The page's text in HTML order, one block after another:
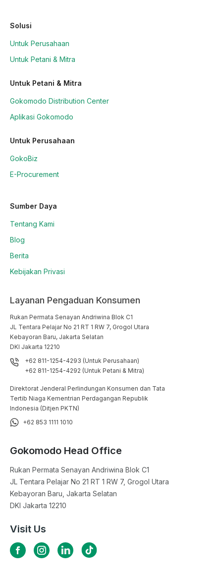
Solusi
Untuk Perusahaan
Untuk Petani & Mitra
Untuk Petani & Mitra
Gokomodo Distribution Center
Aplikasi Gokomodo
Untuk Perusahaan
GokoBiz
E-Procurement
Sumber Daya
Tentang Kami
Blog
Berita
Kebijakan Privasi
Layanan Pengaduan Konsumen
Rukan Permata Senayan Andriwina Blok C1
JL Tentara Pelajar No 21 RT 1 RW 7, Grogol Utara
Kebayoran Baru, Jakarta Selatan
DKI Jakarta 12210
+62 811-1254-4293 (Untuk Perusahaan)
+62 811-1254-4292 (Untuk Petani & Mitra)
Direktorat Jenderal Perlindungan Konsumen dan Tata
Tertib Niaga Kementrian Perdagangan Republik
Indonesia (Ditjen PKTN)
+62 853 1111 1010
Gokomodo Head Office
Rukan Permata Senayan Andriwina Blok C1
JL Tentara Pelajar No 21 RT 1 RW 7, Grogol Utara
Kebayoran Baru, Jakarta Selatan
DKI Jakarta 12210
Visit Us